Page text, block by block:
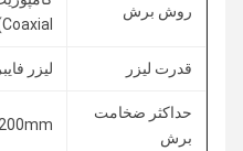
روش برش
Coaxial)
قدرت لیزر ليزر فايبر 12 کيلو وات
حداکثر ضخامت
برش
200mm (فولاد کربن)